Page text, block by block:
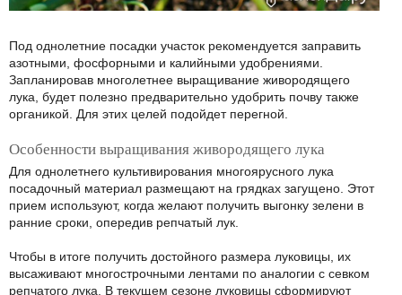
Под однолетние посадки участок рекомендуется заправить
азотными, фосфорными и калийными удобрениями.
Запланировав многолетнее выращивание живородящего
лука, будет полезно предварительно удобрить почву также
органикой. Для этих целей подойдет перегной.
Особенности выращивания живородящего лука
Для однолетнего культивирования многоярусного лука
посадочный материал размещают на грядках загущено. Этот
прием используют, когда желают получить выгонку зелени в
ранние сроки, опередив репчатый лук.
Чтобы в итоге получить достойного размера луковицы, их
высаживают многострочными лентами по аналогии с севком
репчатого лука. В текущем сезоне луковицы сформируют